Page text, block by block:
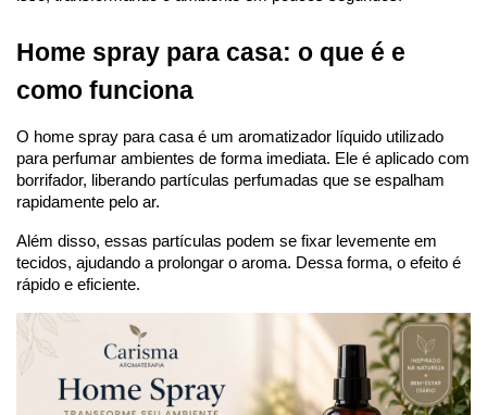
Home spray para casa: o que é e
como funciona
O home spray para casa é um aromatizador líquido utilizado
para perfumar ambientes de forma imediata. Ele é aplicado com
borrifador, liberando partículas perfumadas que se espalham
rapidamente pelo ar.
Além disso, essas partículas podem se fixar levemente em
tecidos, ajudando a prolongar o aroma. Dessa forma, o efeito é
rápido e eficiente.